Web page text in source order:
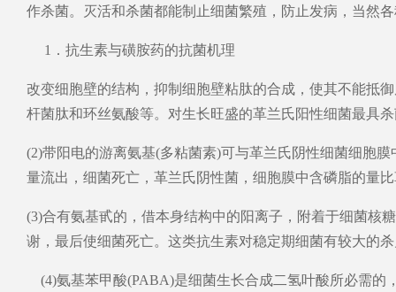
作杀菌。灭活和杀菌都能制止细菌繁殖，防止发病，当然
1．抗生素与磺胺药的抗菌机理
改变细胞壁的结构，抑制细胞壁粘肽的合成，使其不能抵
杆菌肽和环丝氨酸等。对生长旺盛的革兰氏阳性细菌最具
(2)带阳电的游离氨基(多粘菌素)可与革兰氏阴性细菌细胞
量流出，细菌死亡，革兰氏阴性菌，细胞膜中含磷脂的量
(3)合有氨基甙的，借本身结构中的阳离子，附着于细菌核
谢，最后使细菌死亡。这类抗生素对稳定期细菌有较大的
(4)氨基苯甲酸(PABA)是细菌生长合成二氢叶酸所必需的